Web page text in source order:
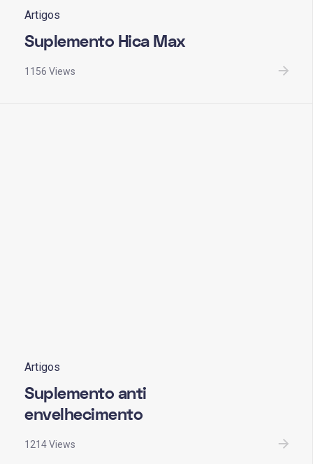
Artigos
Suplemento Hica Max
1156 Views
Artigos
Suplemento anti
envelhecimento
1214 Views